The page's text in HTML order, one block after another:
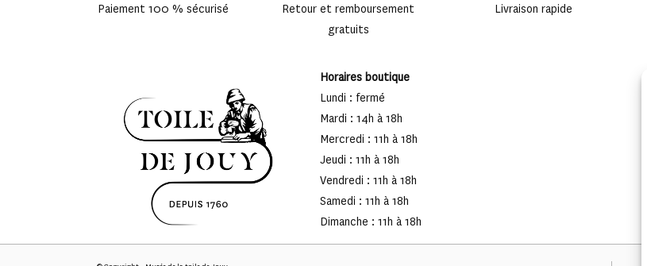
Paiement 100 % sécurisé
Retour et remboursement
gratuits
Livraison rapide
Horaires boutique
Lundi : fermé
Mardi : 14h à 18h
Mercredi : 11h à 18h
Jeudi : 11h à 18h
Vendredi : 11h à 18h
Samedi : 11h à 18h
Dimanche : 11h à 18h